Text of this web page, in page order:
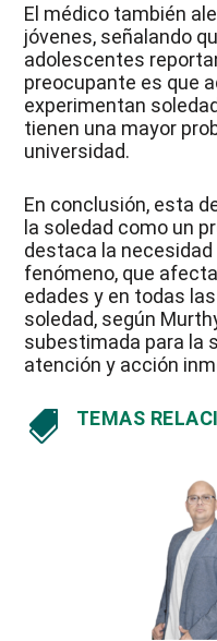
El médico también
jóvenes, señalando
adolescentes
preocupante es que
experimentan
tienen una mayor
universidad.
En conclusión, esta
la soledad como un
destaca la
fenómeno, que
edades y en todas
soledad, según
subestimada para la
atención y acción
 TEMAS